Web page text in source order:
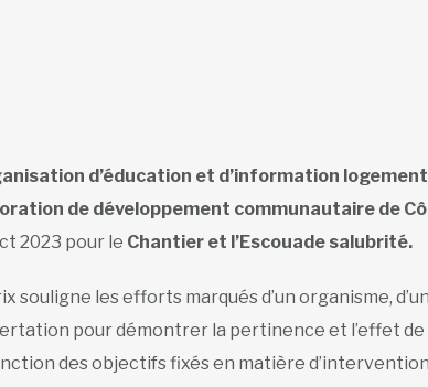
d’éducation et d’information
de développement communautaire de
2023 pour le Chantier et l’Escouade salubrité.
souligne les efforts marqués d’un organisme,
pour démontrer la pertinence et l’effet de
des objectifs fixés en matière